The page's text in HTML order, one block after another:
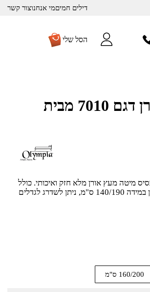
דילים חמיםמי אנחנוצור קשר
הסל שלי
מיטה זוגית מעוצבת כולל מזרן דגם 7010 מבית
מיטה מעץ אורן מלא חזק ואיכותי. כולל
מזרן – מתנה! המחיר מתייחס למיטה המתאימה למזרן במידה 140/190 ס"מ, ניתן לשדרג לגדלים
160/200 ס"מ